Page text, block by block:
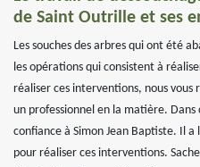
de Saint Outrille et ses
Les souches des arbres qui ont été
les opérations qui consistent à
réaliser ces interventions, nous vous
un professionnel en la matière. Dans
confiance à Simon Jean Baptiste. Il
pour réaliser ces interventions.